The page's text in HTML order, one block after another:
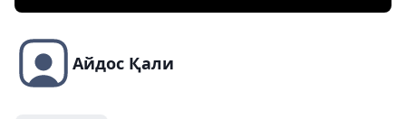
Айдос Қали